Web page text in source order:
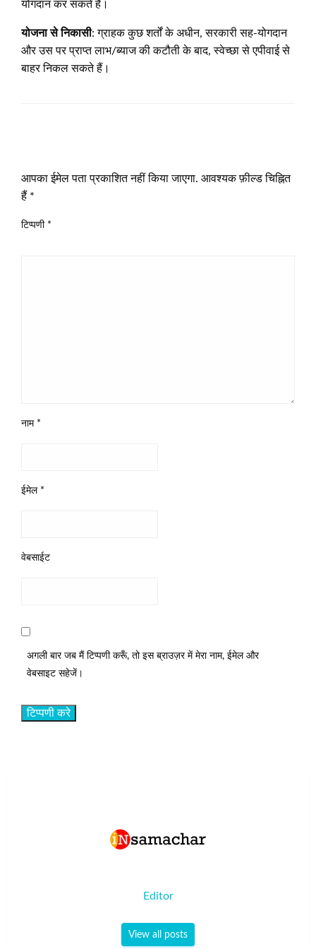
योगदान कर सकते हैं।
योजना से निकासी: ग्राहक कुछ शर्तों के अधीन, सरकारी सह-योगदान
और उस पर प्राप्त लाभ/ब्याज की कटौती के बाद, स्वेच्छा से एपीवाई से
बाहर निकल सकते हैं।
आपका ईमेल पता प्रकाशित नहीं किया जाएगा. आवश्यक फ़ील्ड चिह्नित
हैं *
टिप्पणी *
नाम *
ईमेल *
वेबसाईट
अगली बार जब मैं टिप्पणी करूँ, तो इस ब्राउज़र में मेरा नाम, ईमेल और
वेबसाइट सहेजें।
Editor
View all posts